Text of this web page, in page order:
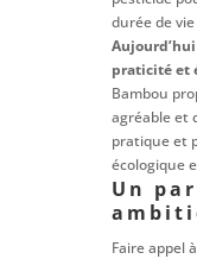
durée de
praticité et
Bambou
agréable et
pratique et
écologique
Un
Faire appel